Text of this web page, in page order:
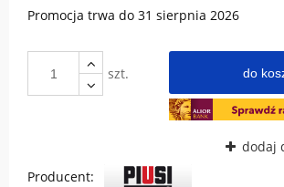
Promocja trwa do 31 sierpnia 2026
szt. do
dodaj
Producent: